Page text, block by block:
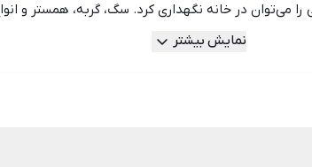
می‌توان در خانه نگهداری کرد. سگ، گربه، همستر و
خانه و نیازهای حیوان توجه کنید. اگر در آپارتمان
فراهم کند. برخی از نژادهای سگ پرسروصدا هستند و
نمایش بیشتر